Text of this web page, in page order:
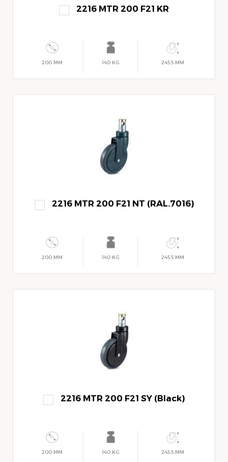
2216 MTR 200 F21 KR
200 MM 140 KG 245.5 MM
2216 MTR 200 F21 NT (RAL.7016)
200 MM 140 KG 245.5 MM
2216 MTR 200 F21 SY (Black)
200 MM 140 KG 245.5 MM